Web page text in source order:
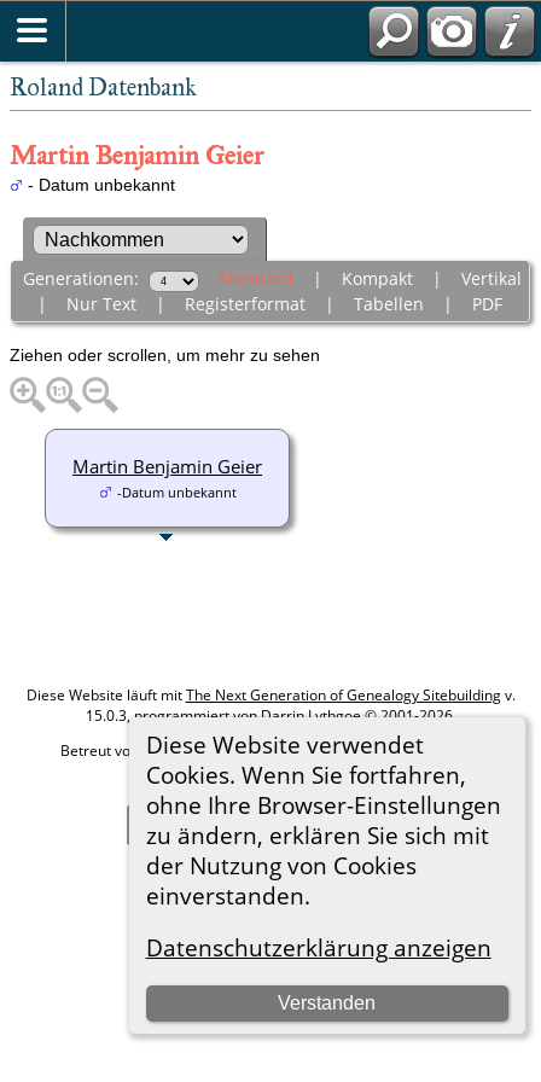
Roland Datenbank
Diese Website verwendet
Cookies. Wenn Sie fortfahren,
ohne Ihre Browser-Einstellungen
zu ändern, erklären Sie sich mit
der Nutzung von Cookies
einverstanden.
Datenschutzerklärung anzeigen
Verstanden
Martin Benjamin Geier
- Datum unbekannt
Generationen: Standard | Kompakt| Vertikal
| Nur Text| Registerformat| Tabellen | PDF
Ziehen oder scrollen, um mehr zu sehen
Martin Benjamin Geier
-Datum unbekannt
Diese Website läuft mitThe Next Generation of Genealogy Sitebuildingv.
15.0.3, programmiert von Darrin Lythgoe © 2001-2026.
Betreut von
Roland zu Dortmund e.V.. |Datenschutzerklärung
Hier geht es zum Impressum
Zur Desktop-Webseite wechseln